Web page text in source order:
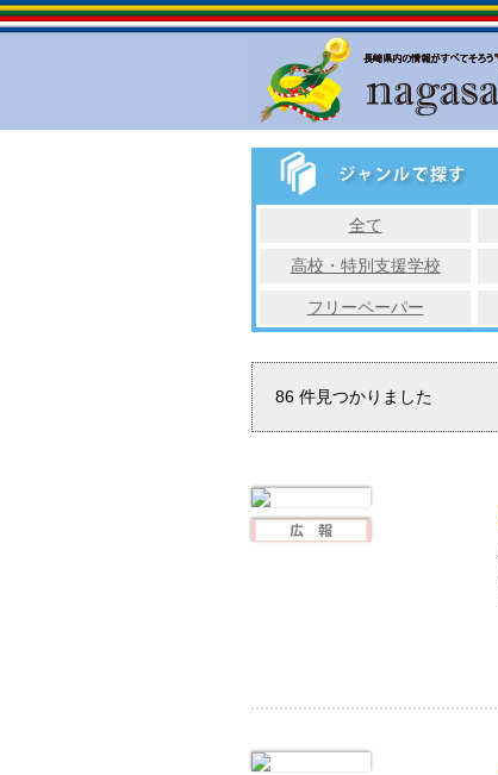
全て
高校・特別支援学校
フリーペーパー
86件見つかりました